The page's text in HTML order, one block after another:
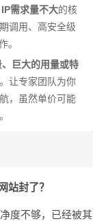
需求量不大的核
调用、高安全级
。
巨大的用量或特
让专家团队为你
，虽然单价可能
站封了？
度不够，已经被其